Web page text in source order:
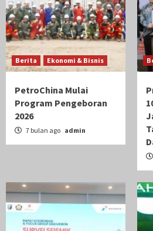
Berita Ekonomi & Bisnis
PetroChina Mulai
Program Pengeboran
2026
7 bulan ago admin